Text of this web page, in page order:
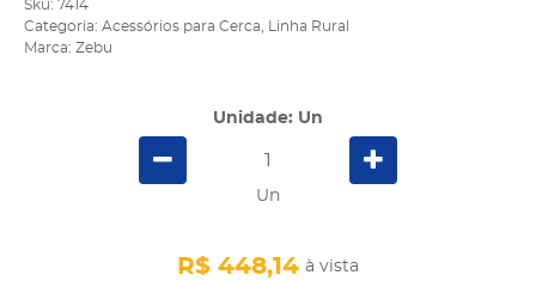
Sku: 7414
Categoria: Acessórios para Cerca
Linha Rural
Marca: Zebu
Unidade: Un
Un
R$ 448,14 à vista